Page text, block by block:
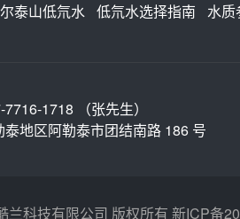
泰山低氘水 低氘水选择指南 水质
1718 （张先生）
泰地区阿勒泰市团结南路 186 号
兰科技有限公司 版权所有新ICP备